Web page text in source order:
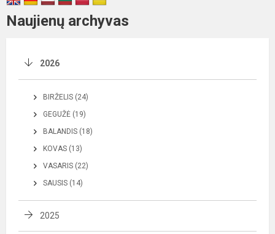
Naujienų archyvas
2026
BIRŽELIS (24)
GEGUŽĖ (19)
BALANDIS (18)
KOVAS (13)
VASARIS (22)
SAUSIS (14)
2025